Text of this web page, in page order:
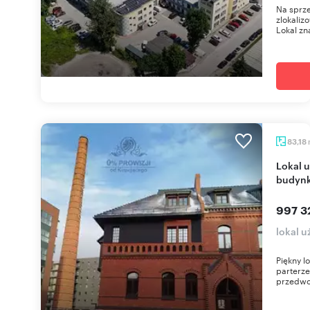
Na
Lokal
83,18
Lokal usługowy 83 m² w rewitalizowanym
997
lokal
Piękny